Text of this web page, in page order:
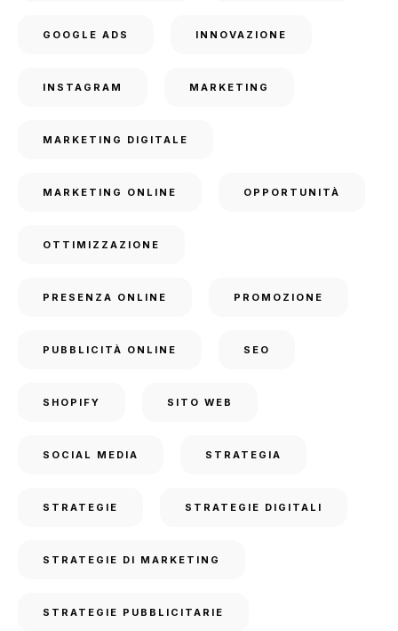
GOOGLE ADS INNOVAZIONE
INSTAGRAM MARKETING
MARKETING DIGITALE
MARKETING ONLINE OPPORTUNITÀ
OTTIMIZZAZIONE
PRESENZA ONLINE PROMOZIONE
PUBBLICITÀ ONLINE SEO
SHOPIFY SITO WEB
SOCIAL MEDIA STRATEGIA
STRATEGIE STRATEGIE DIGITALI
STRATEGIE DI MARKETING
STRATEGIE PUBBLICITARIE